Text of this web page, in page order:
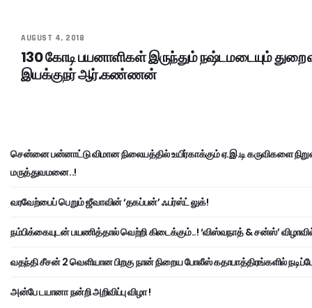
AUGUST 4, 2018
130 கோடி பயனாளிகள் இருந்தும் நஷ்டமடையும் துறை
இயக்குநர் ஆர்.கண்ணன்
சென்னை பன்னாட்டு விமான நிலையத்தில் உயிர்காக்கும் ஏ.இ.டி கருவிகளை
மருத்துவமனை..!
வரவேற்பைப் பெறும் ஜீவாவின் ‘தகப்பன்’ ஃபர்ஸ்ட் லுக்!
நம்பிக்கையுடன் பயணித்தால் வெற்றி கிடைக்கும்..! ‘விஸ்வநாத் & சன்ஸ்’
வதந்தி சீசன் 2 வெளியான பிறகு நான் நிறைய போலீஸ் கதாபாத்திரங்களில்
அன்பே டயானா நன்றி அறிவிப்பு விழா !